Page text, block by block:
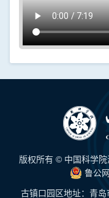
版权所有 © 中国科学
鲁公
古镇口园区地址：青